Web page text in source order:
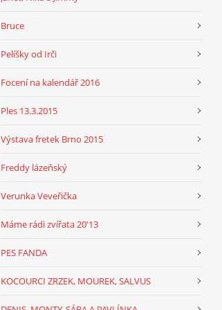
Bruce
Pelíšky od Irči
Focení na kalendář 2016
Ples 13.3.2015
Výstava fretek Brno 2015
Freddy lázeňský
Verunka Veveřička
Máme rádi zvířata 20'13
PES FANDA
KOCOURCI ZRZEK, MOUREK, SALVUS